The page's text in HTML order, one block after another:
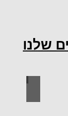
שלנו